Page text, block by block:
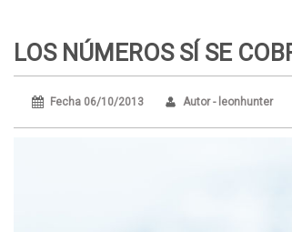
LOS NÚMEROS SÍ SE
Fecha 06/10/2013 Autor - leonhunter